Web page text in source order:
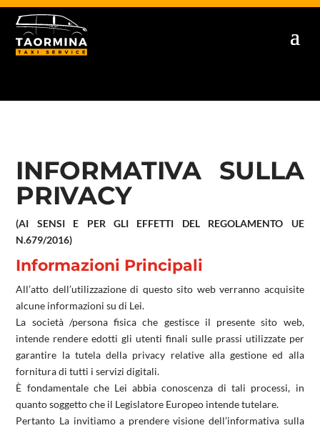
INFORMATIVA SULLA
PRIVACY
(AI SENSI E PER GLI EFFETTI DEL REGOLAMENTO UE
N.679/2016)
Informazioni Principali
All’atto dell’utilizzazione di questo sito web verranno acquisite
alcune informazioni su di Lei.
La società /persona fisica che gestisce il presente sito web,
intende rendere edotti gli utenti finali sulle prassi utilizzate per
garantire la tutela della privacy relative alla gestione ed alla
fornitura di tutti i servizi digitali.
È fondamentale che Lei abbia conoscenza di tali processi, in
quanto soggetto che il Legislatore Europeo intende tutelare.
Pertanto La invitiamo a prendere visione dell’informativa sulla